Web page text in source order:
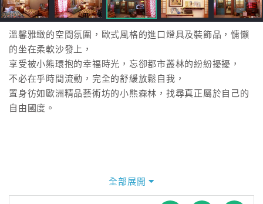
店
訂
房
HOT
特
色
球
溫馨雅緻的空間氛圍，歐式風格的進口燈具及裝飾品，慵懶
的坐在柔軟沙發上，
享受被小熊環抱的幸福時光，忘卻都市叢林的紛紛擾擾，
不必在乎時間流動，完全的舒緩放鬆自我，
置身彷如歐洲精品藝術坊的小熊森林，找尋真正屬於自己的
自由國度。
全部展開